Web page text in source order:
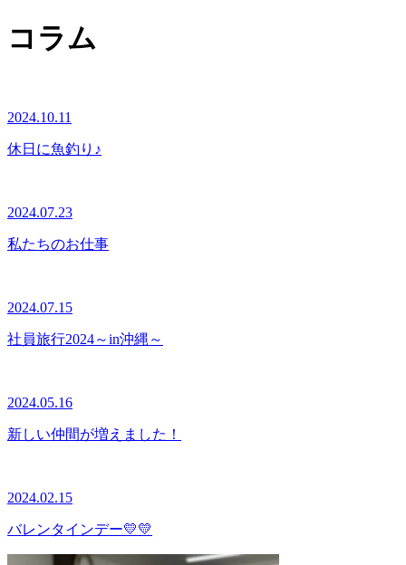
コラム
2024.10.11
休日に魚釣り♪
2024.07.23
私たちのお仕事
2024.07.15
社員旅行2024～in沖縄～
2024.05.16
新しい仲間が増えました！
2024.02.15
バレンタインデー💛💛